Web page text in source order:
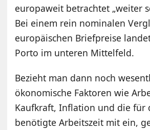
europaweit betrachtet „weiter
Bei einem rein nominalen
europäischen Briefpreise
Porto im unteren Mittelfeld.
Bezieht man dann noch
ökonomische Faktoren wie
Kaufkraft, Inflation und die für
benötigte Arbeitszeit mit ein,